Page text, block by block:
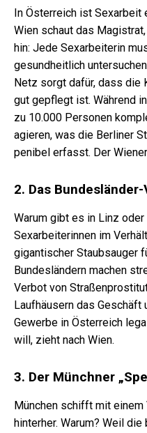
In Österreich ist Sexarbeit
Wien schaut das
hin: Jede Sexarbeiterin
gesundheitlich
Netz sorgt dafür, dass die
gut gepflegt ist. Während
zu 10.000 Personen
agieren, was die Berliner
penibel erfasst. Der
2. Das
Warum gibt es in Linz
Sexarbeiterinnen im
gigantischer Staubsauger
Bundesländern machen
Verbot von
Laufhäusern das Geschäft
Gewerbe in Österreich
will, zieht nach Wien.
3. Der Münchner
München schifft mit
hinterher. Warum? Weil